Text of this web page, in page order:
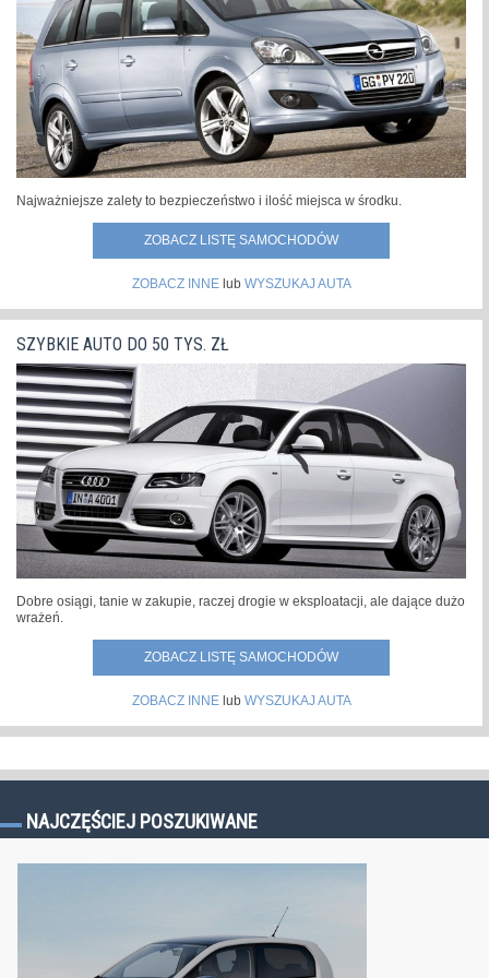
świecie.Samochód zachował pozycję lidera sprzedaży w
roku 2021 m.in. dzięki sukcesom... »
Najważniejsze zalety to bezpieczeństwo i ilość miejsca w środku.
ZOBACZ LISTĘ SAMOCHODÓW
ZOBACZ INNElub WYSZUKAJ AUTA
SZYBKIE AUTO DO 50 TYS. ZŁ
Dobre osiągi, tanie w zakupie, raczej drogie w eksploatacji, ale dające dużo
wrażeń.
ZOBACZ LISTĘ SAMOCHODÓW
ZOBACZ INNElub WYSZUKAJ AUTA
NAJCZĘŚCIEJ POSZUKIWANE